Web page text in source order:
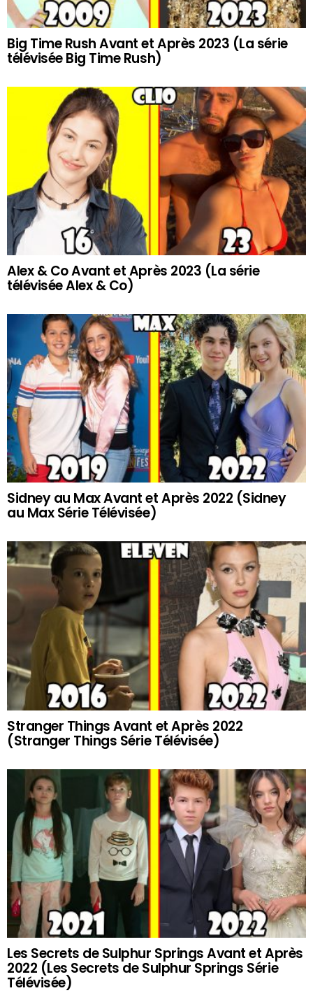
Big Time Rush Avant et Après 2023 (La série
télévisée Big Time Rush)
Alex & Co Avant et Après 2023 (La série
télévisée Alex & Co)
Sidney au Max Avant et Après 2022 (Sidney
au Max Série Télévisée)
Stranger Things Avant et Après 2022
(Stranger Things Série Télévisée)
Les Secrets de Sulphur Springs Avant et Après
2022 (Les Secrets de Sulphur Springs Série
Télévisée)